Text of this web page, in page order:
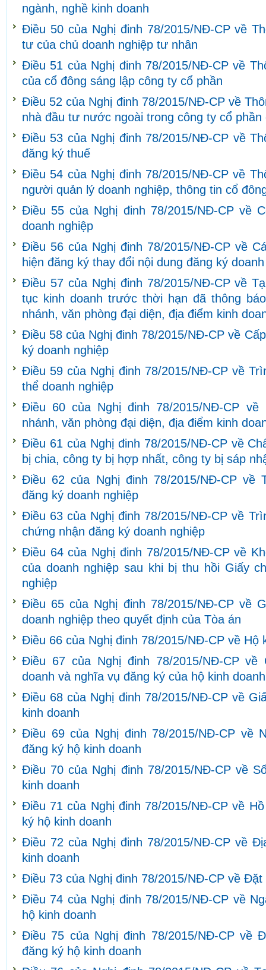
ngành, nghề kinh doanh
Điều 50 của Nghị đinh 78/2015/NĐ-CP về
tư của chủ doanh nghiệp tư nhân
Điều 51 của Nghị đinh 78/2015/NĐ-CP về
của cổ đông sáng lập công ty cổ phần
Điều 52 của Nghị đinh 78/2015/NĐ-CP về
nhà đầu tư nước ngoài trong công ty cổ
Điều 53 của Nghị đinh 78/2015/NĐ-CP về
đăng ký thuế
Điều 54 của Nghị đinh 78/2015/NĐ-CP về
người quản lý doanh nghiệp, thông tin cổ
Điều 55 của Nghị đinh 78/2015/NĐ-CP về
doanh nghiệp
Điều 56 của Nghị đinh 78/2015/NĐ-CP về
hiện đăng ký thay đổi nội dung đăng ký
Điều 57 của Nghị đinh 78/2015/NĐ-CP về
tục kinh doanh trước thời hạn đã thông
nhánh, văn phòng đại diện, địa điểm kinh
Điều 58 của Nghị đinh 78/2015/NĐ-CP về
ký doanh nghiệp
Điều 59 của Nghị đinh 78/2015/NĐ-CP về
thể doanh nghiệp
Điều 60 của Nghị đinh 78/2015/NĐ-CP
nhánh, văn phòng đại diện, địa điểm kinh
Điều 61 của Nghị đinh 78/2015/NĐ-CP về
bị chia, công ty bị hợp nhất, công ty bị sáp
Điều 62 của Nghị đinh 78/2015/NĐ-CP về
đăng ký doanh nghiệp
Điều 63 của Nghị đinh 78/2015/NĐ-CP về
chứng nhận đăng ký doanh nghiệp
Điều 64 của Nghị đinh 78/2015/NĐ-CP về
của doanh nghiệp sau khi bị thu hồi Giấy
nghiệp
Điều 65 của Nghị đinh 78/2015/NĐ-CP về
doanh nghiệp theo quyết định của Tòa án
Điều 66 của Nghị đinh 78/2015/NĐ-CP về Hộ
Điều 67 của Nghị đinh 78/2015/NĐ-CP về
doanh và nghĩa vụ đăng ký của hộ kinh doanh
Điều 68 của Nghị đinh 78/2015/NĐ-CP về
kinh doanh
Điều 69 của Nghị đinh 78/2015/NĐ-CP về
đăng ký hộ kinh doanh
Điều 70 của Nghị đinh 78/2015/NĐ-CP về
kinh doanh
Điều 71 của Nghị đinh 78/2015/NĐ-CP về
ký hộ kinh doanh
Điều 72 của Nghị đinh 78/2015/NĐ-CP về
kinh doanh
Điều 73 của Nghị đinh 78/2015/NĐ-CP về Đặt
Điều 74 của Nghị đinh 78/2015/NĐ-CP về
hộ kinh doanh
Điều 75 của Nghị đinh 78/2015/NĐ-CP về
đăng ký hộ kinh doanh